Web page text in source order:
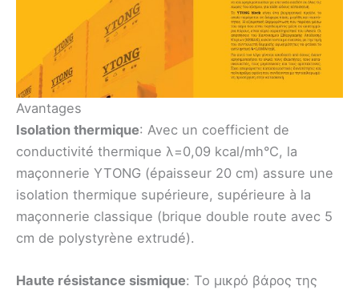
Avantages
Isolation thermique: Avec un coefficient de
conductivité thermique λ=0,09 kcal/mh°C, la
maçonnerie YTONG (épaisseur 20 cm) assure une
isolation thermique supérieure, supérieure à la
maçonnerie classique (brique double route avec 5
cm de polystyrène extrudé).
Haute résistance sismique: Το µικρό βάρος της